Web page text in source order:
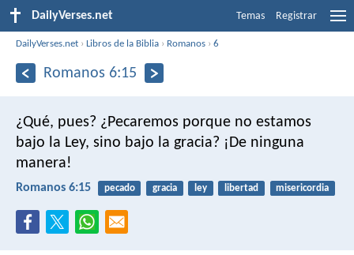
DailyVerses.net Temas Registrar
DailyVerses.net ›Libros de la Biblia › Romanos ›6
Romanos 6:15
¿Qué, pues? ¿Pecaremos porque no estamos
bajo la Ley, sino bajo la gracia? ¡De ninguna
manera!
Romanos 6:15 pecado gracia ley libertad misericordia